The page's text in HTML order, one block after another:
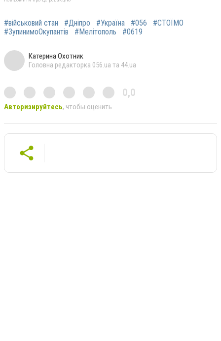
#військовий стан #Дніпро #Україна #056
#СТОЇМО
#ЗупинимоОкупантів
#Мелітополь #0619
Катерина Охотник
Головна редакторка 056.ua та 44.ua
0,0
Авторизируйтесь, чтобы оценить